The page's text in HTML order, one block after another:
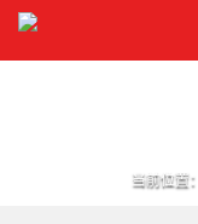
当前位置：